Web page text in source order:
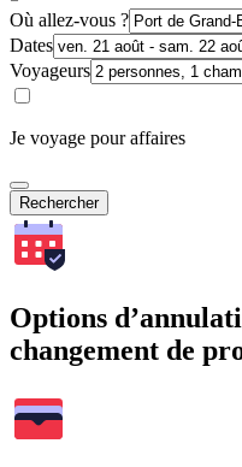
Où allez-vous ?
Dates
Voyageurs
Je voyage pour affaires
Rechercher
Options
changement de